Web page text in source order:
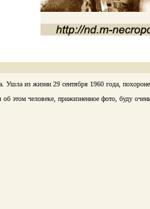
из жизни 29 сентября 1960 года,
этом человеке, прижизненное фото, буду